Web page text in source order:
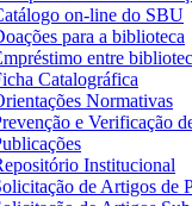
on-line do SBU
para a biblioteca
entre
Catalográfica
Normativas
e Verificação
Institucional
de Artigos de